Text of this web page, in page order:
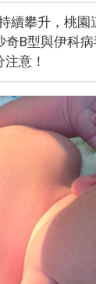
續攀升，桃
B型與伊科
意！